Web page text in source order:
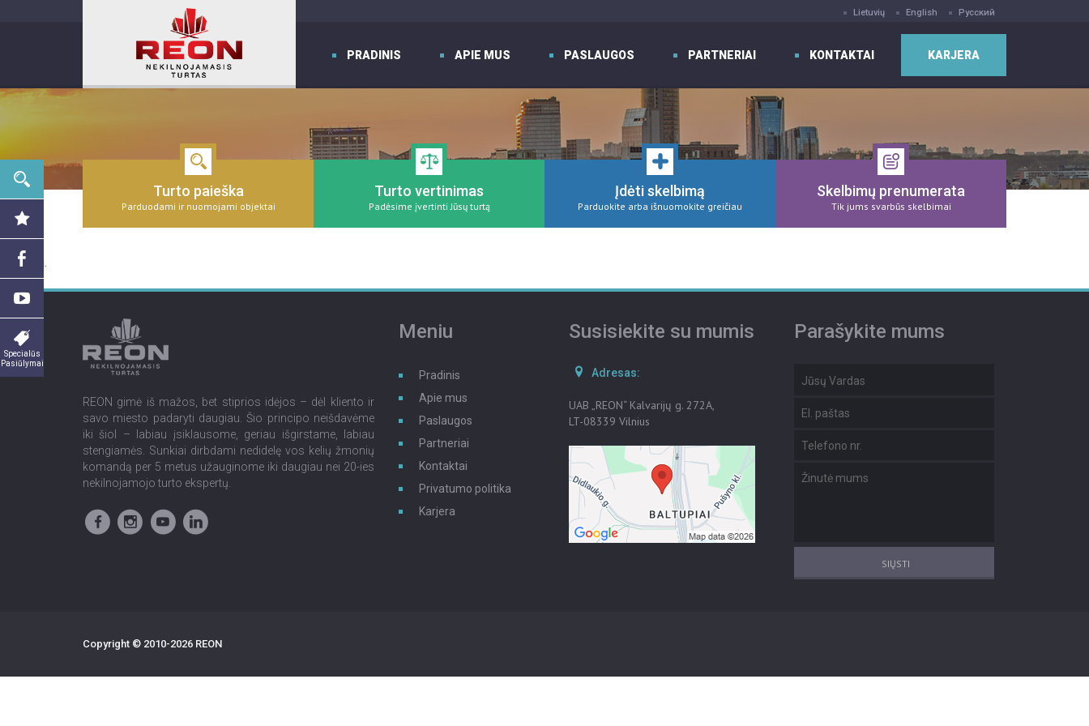
Specialūs
Pasiūlymai
Lietuvių English Русский
PRADINIS APIE MUS PASLAUGOS PARTNERIAI KONTAKTAI KARJERA
Turto paieška
Parduodami ir nuomojami objektai
Turto vertinimas
Padėsime įvertinti Jūsų turtą
Įdėti skelbimą
Parduokite arba išnuomokite greičiau
Skelbimų prenumerata
Tik jums svarbūs skelbimai
Nerasta.
REON gimė iš mažos, bet stiprios idėjos – dėl kliento ir
savo miesto padaryti daugiau. Šio principo neišdavėme
iki šiol – labiau įsiklausome, geriau išgirstame, labiau
stengiamės. Sunkiai dirbdami nedidelę vos kelių žmonių
komandą per 5 metus užauginome iki daugiau nei 20-ies
nekilnojamojo turto ekspertų.
Meniu
Pradinis
Apie mus
Paslaugos
Partneriai
Kontaktai
Privatumo politika
Karjera
Susisiekite su mumis
Adresas:
UAB „REON“ Kalvarijų g. 272A,
LT-08339 Vilnius
Parašykite mums
SIŲSTI
Copyright © 2010-2026 REON